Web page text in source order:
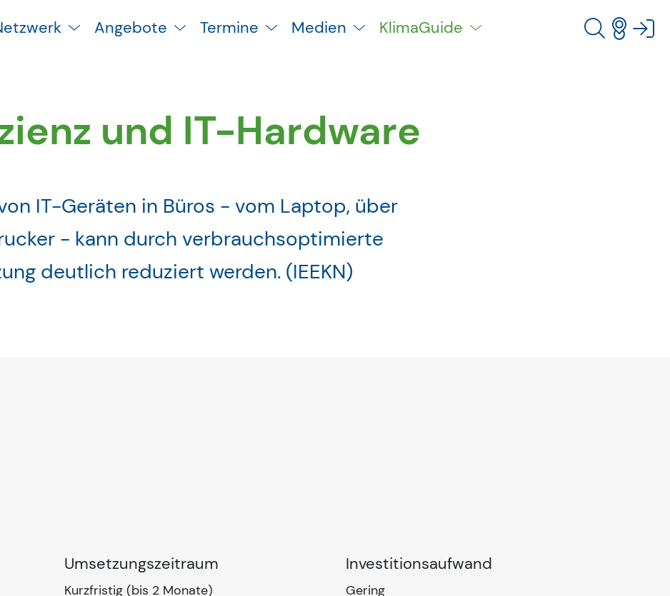
Angebote Termine Medien KlimaGuide
und IT-Hardware
IT-Geräten in Büros - vom Laptop, über
- kann durch verbrauchsoptimierte
deutlich reduziert werden. (IEEKN)
Umsetzungszeitraum
Kurzfristig (bis 2 Monate)
Investitionsaufwand
Gering